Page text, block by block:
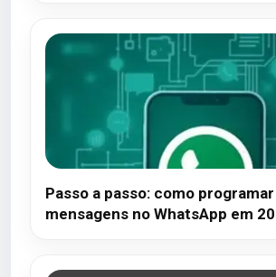
Passo a passo: como programar
mensagens no WhatsApp em